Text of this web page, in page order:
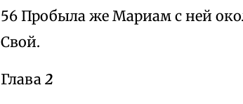
56 Пробыла же Мариам с ней
Свой.
Глава 2